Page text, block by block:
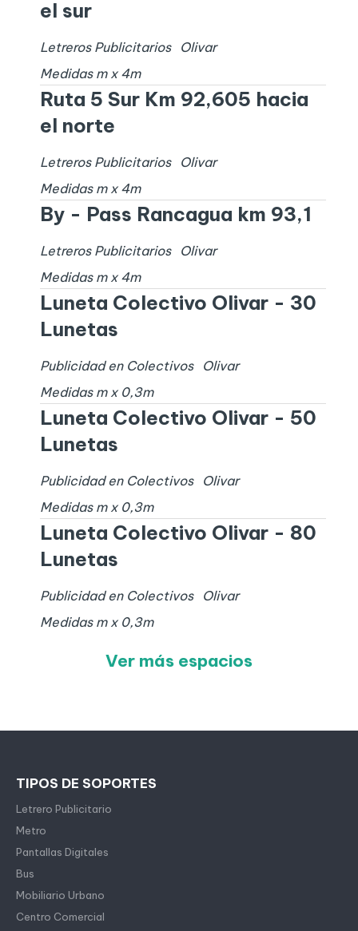
el sur
Letreros Publicitarios
Olivar
Medidas m x 4m
Ruta 5 Sur Km 92,605 hacia
el norte
Letreros Publicitarios
Olivar
Medidas m x 4m
By - Pass Rancagua km 93,1
Letreros Publicitarios
Olivar
Medidas m x 4m
Luneta Colectivo Olivar - 30
Lunetas
Publicidad en Colectivos
Olivar
Medidas m x 0,3m
Luneta Colectivo Olivar - 50
Lunetas
Publicidad en Colectivos
Olivar
Medidas m x 0,3m
Luneta Colectivo Olivar - 80
Lunetas
Publicidad en Colectivos
Olivar
Medidas m x 0,3m
Ver más espacios
TIPOS DE SOPORTES
Letrero Publicitario
Metro
Pantallas Digitales
Bus
Mobiliario Urbano
Centro Comercial